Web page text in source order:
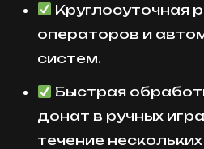
Круглосуточная
операторов и
систем.
Быстрая
донат в ручных
течение